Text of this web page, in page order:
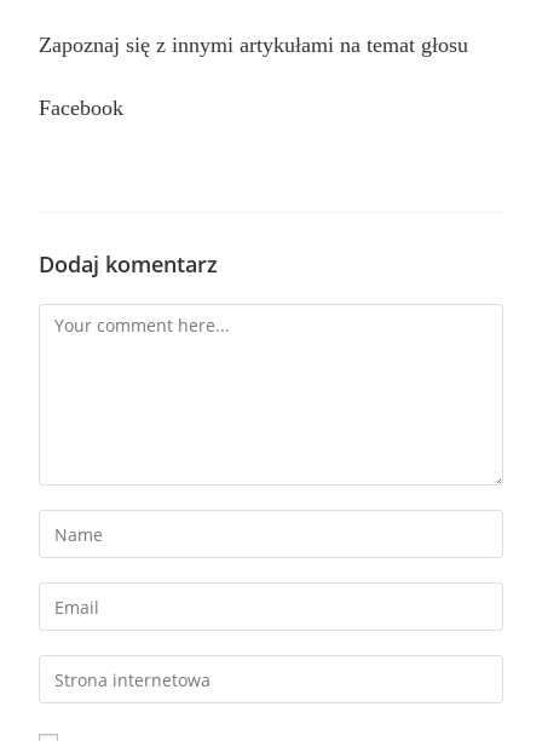
Zapoznaj się z innymi artykułami na temat głosu
Facebook
Dodaj komentarz